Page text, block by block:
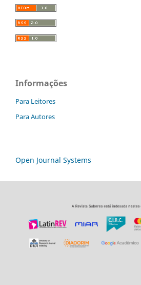
Informações
Para Leitores
Para Autores
Open Journal Systems